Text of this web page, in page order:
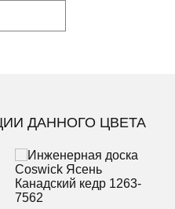
ДАННОГО ЦВЕТА